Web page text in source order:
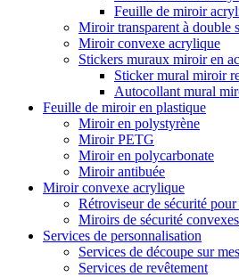
Feuille de miroir
Miroir transparent à double
Miroir convexe acrylique
Stickers muraux miroir en
Sticker mural miroir
Autocollant mural
Feuille de miroir en plastique
Miroir en polystyrène
Miroir PETG
Miroir en polycarbonate
Miroir antibuée
Miroir convexe acrylique
Rétroviseur de sécurité pour
Miroirs de sécurité convexes
Services de personnalisation
Services de découpe sur
Services de revêtement